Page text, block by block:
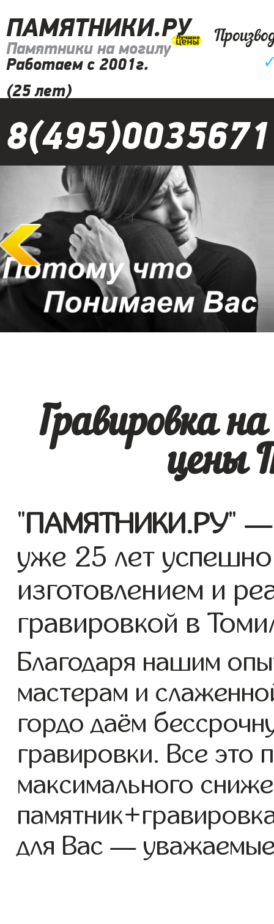
ПАМЯТНИКИ.РУ
Памятники на могилу
Работаем с 2001г.
(25 лет)
8(495)0035671
Гравировка
цены
"ПАМЯТНИКИ.РУ" —
уже 25 лет
изготовлением и
гравировкой в
Благодаря нашим
мастерам и
гордо даём
гравировки. Все это
максимального
для Вас —